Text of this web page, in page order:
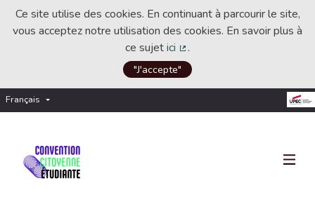
Ce site utilise des cookies. En continuant à parcourir le site,
vous acceptez notre utilisation des cookies. En savoir plus à
ce sujetici
(Lien externe)
.
"J'accepte"
Français Choisir la langue